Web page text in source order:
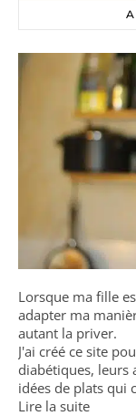
Lorsque ma fille
adapter ma
autant la priver.
J'ai créé ce site
diabétiques, leurs
idées de plats qui
Lire la suite